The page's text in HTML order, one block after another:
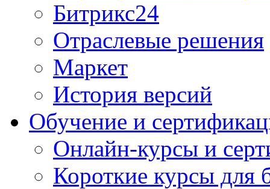
Битрикс24
Отраслевые решения
Маркет
История версий
Обучение и
Онлайн-курсы и
Короткие курсы для